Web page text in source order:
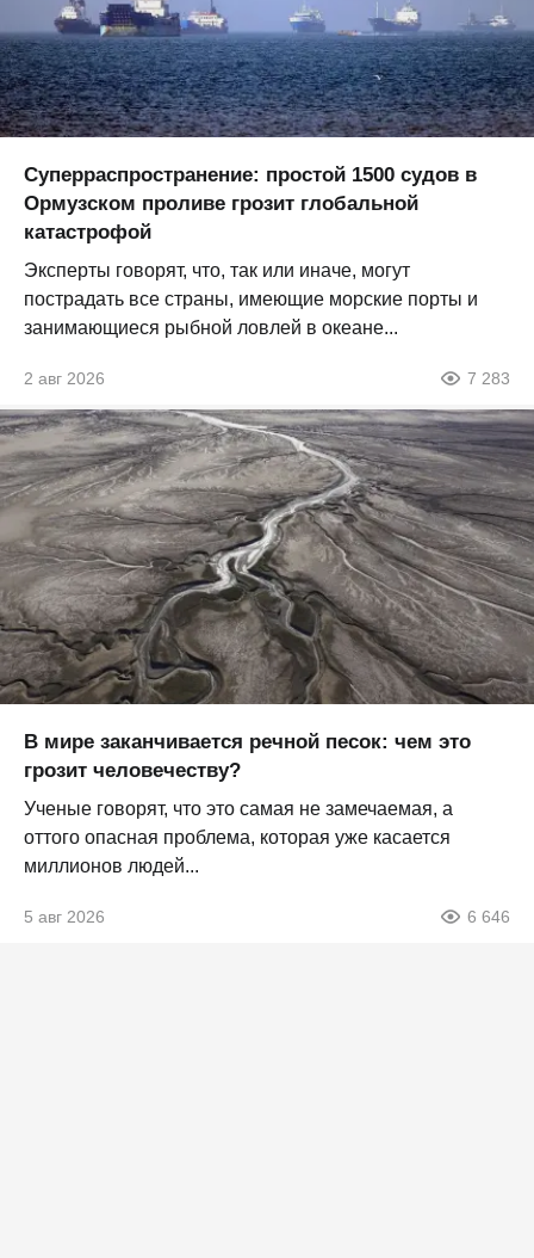
Суперраспространение: простой 1500 судов в
Ормузском проливе грозит глобальной
катастрофой
Эксперты говорят, что, так или иначе, могут
пострадать все страны, имеющие морские порты и
занимающиеся рыбной ловлей в океане...
2 авг 2026 7 283
В мире заканчивается речной песок: чем это
грозит человечеству?
Ученые говорят, что это самая не замечаемая, а
оттого опасная проблема, которая уже касается
миллионов людей...
5 авг 2026 6 646